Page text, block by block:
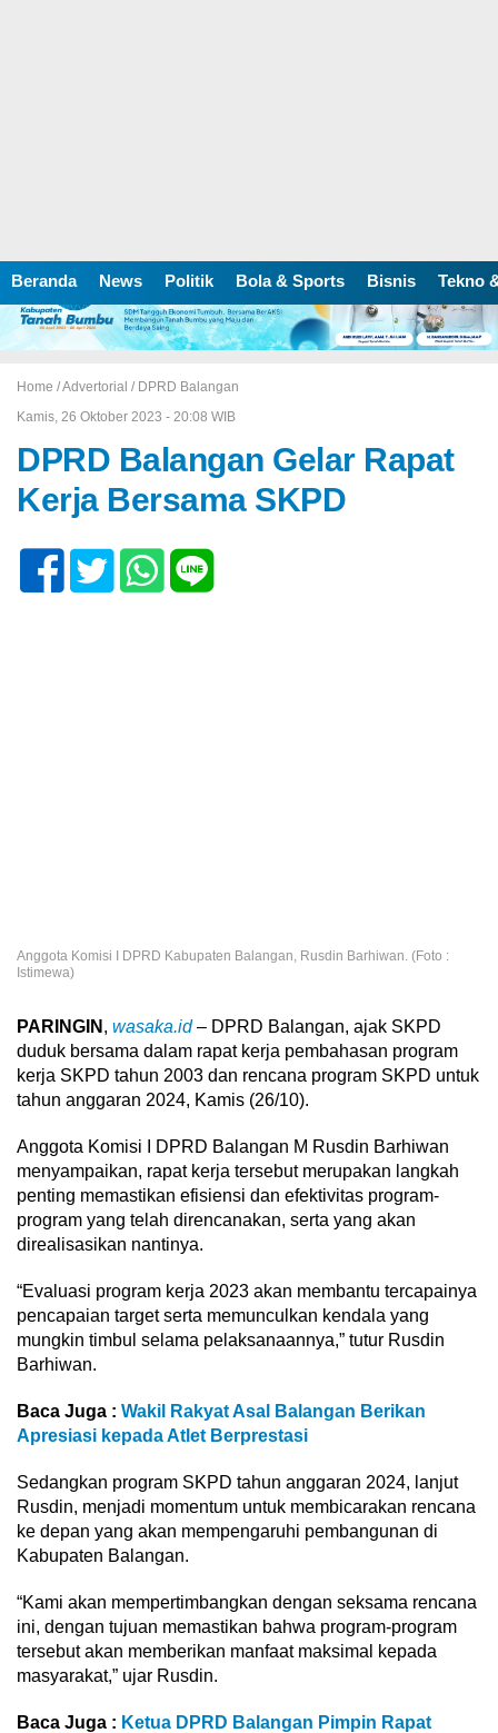
Beranda News Politik Bola & Sports Bisnis Tekno
Home /Advertorial / DPRD Balangan
Kamis, 26 Oktober 2023 - 20:08 WIB
DPRD Balangan Gelar Rapat
Kerja Bersama SKPD
Anggota Komisi I DPRD Kabupaten Balangan, Rusdin Barhiwan. (Foto :
Istimewa)
PARINGIN , wasaka.id– DPRD Balangan, ajak SKPD
duduk bersama dalam rapat kerja pembahasan program
kerja SKPD tahun 2003 dan rencana program SKPD untuk
tahun anggaran 2024, Kamis (26/10).
Anggota Komisi I DPRD Balangan M Rusdin Barhiwan
menyampaikan, rapat kerja tersebut merupakan langkah
penting memastikan efisiensi dan efektivitas program-
program yang telah direncanakan, serta yang akan
direalisasikan nantinya.
“Evaluasi program kerja 2023 akan membantu tercapainya
pencapaian target serta memunculkan kendala yang
mungkin timbul selama pelaksanaannya,” tutur Rusdin
Barhiwan.
Baca Juga : Wakil Rakyat Asal Balangan Berikan
Apresiasi kepada Atlet Berprestasi
Sedangkan program SKPD tahun anggaran 2024, lanjut
Rusdin, menjadi momentum untuk membicarakan rencana
ke depan yang akan mempengaruhi pembangunan di
Kabupaten Balangan.
“Kami akan mempertimbangkan dengan seksama rencana
ini, dengan tujuan memastikan bahwa program-program
tersebut akan memberikan manfaat maksimal kepada
masyarakat,” ujar Rusdin.
Baca Juga : Ketua DPRD Balangan Pimpin Rapat